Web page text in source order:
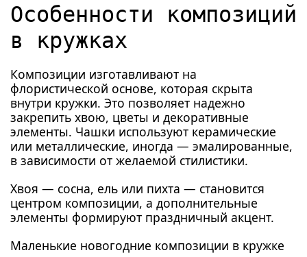
Особенности композиций
в кружках
Композиции изготавливают на
флористической основе, которая скрыта
внутри кружки. Это позволяет надежно
закрепить хвою, цветы и декоративные
элементы. Чашки используют керамические
или металлические, иногда — эмалированные,
в зависимости от желаемой стилистики.
Хвоя — сосна, ель или пихта — становится
центром композиции, а дополнительные
элементы формируют праздничный акцент.
Маленькие новогодние композиции в кружке